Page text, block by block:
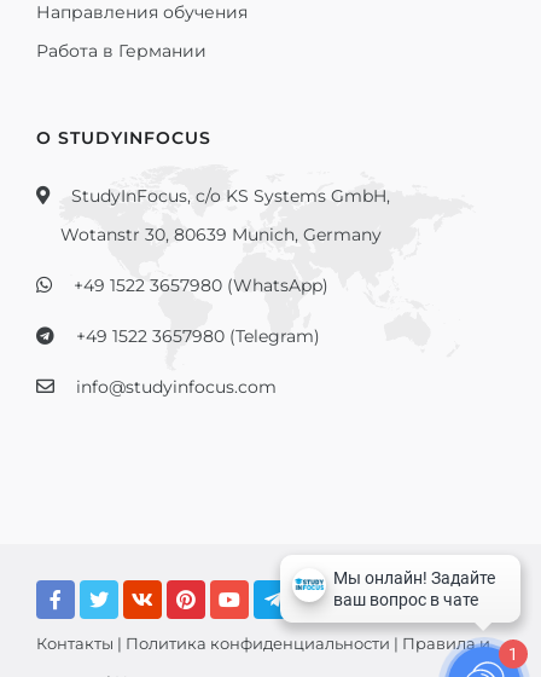
Направления обучения
Работа в Германии
О STUDYINFOCUS
StudyInFocus, c/o KS Systems GmbH,
Wotanstr 30, 80639 Munich, Germany
+49 1522 3657980 (WhatsApp)
+49 1522 3657980 (Telegram)
info@studyinfocus.com
Контакты | Политика конфиденциальности | Правила и
1